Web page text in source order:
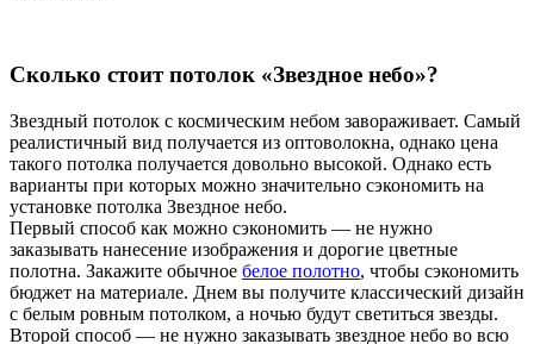
Сколько стоит потолок «Звездное небо»?
Звездный потолок с космическим небом завораживает. Самый
реалистичный вид получается из оптоволокна, однако цена
такого потолка получается довольно высокой. Однако есть
варианты при которых можно значительно сэкономить на
установке потолка Звездное небо.
Первый способ как можно сэкономить — не нужно
заказывать нанесение изображения и дорогие цветные
полотна. Закажите обычное белое полотно, чтобы сэкономить
бюджет на материале. Днем вы получите классический дизайн
с белым ровным потолком, а ночью будут светиться звезды.
Второй способ — не нужно заказывать звездное небо во всю